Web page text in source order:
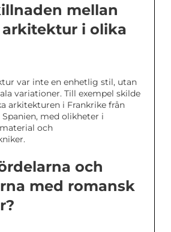
mellan
i olika
var inte en enhetlig stil, utan
variationer. Till exempel skilde
arkitekturen i Frankrike från
med olikheter i
och
och
med romansk